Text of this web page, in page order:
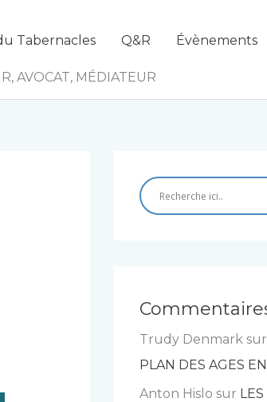
Tabernacles Q&R Évènements
AVOCAT, MÉDIATEUR
Trudy Denmark sur
PLAN DES AGES
Anton Hislo sur